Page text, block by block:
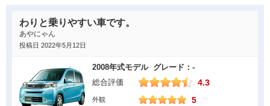
わりと乗りやすい車です。
あやにゃん
投稿日 2022年5月12日
2008年式モデル グレード：-
総合評価
4.3
外観 5